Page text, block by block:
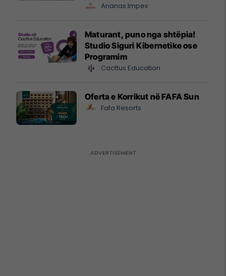
Ananas Impex
Maturant, puno nga shtëpia!
Studio Siguri Kibernetike ose
Programim
Cacttus Education
Oferta e Korrikut në FAFA Sun
Fafa Resorts